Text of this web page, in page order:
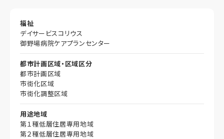
福祉
デイサービスコリウス
御野場病院ケアプランセンター
都市計画区域・区域区分
都市計画区域
市街化区域
市街化調整区域
用途地域
第１種低層住居専用地域
第２種低層住居専用地域